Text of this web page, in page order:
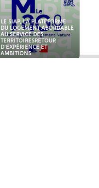
LE SIAP, LA PLATEFORME
DU LOGEMENT ABORDABLE
AU SERVICE DES
TERRITOIRESRETOUR
D'EXPÉRIENCE ET
AMBITIONS